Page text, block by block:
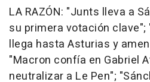
LA RAZÓN: "Junts lleva a
su primera votación
llega hasta Asturias y
"Macron confía en Gabriel
neutralizar a Le Pen";